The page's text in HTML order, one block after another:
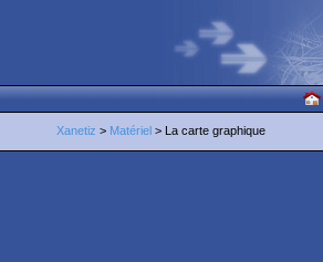
Xanetiz > Matériel > La carte graphique